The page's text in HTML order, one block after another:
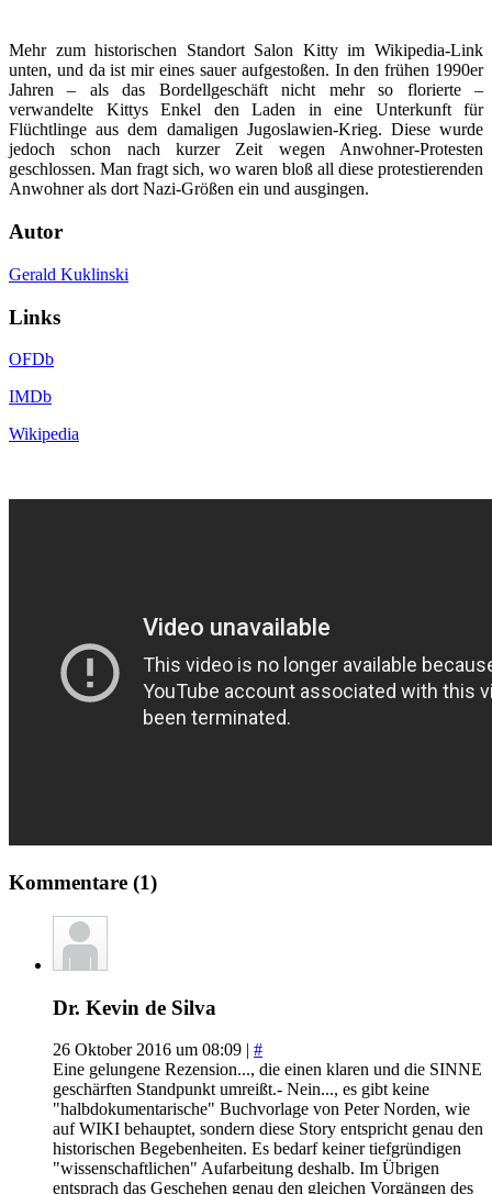
Mehr zum historischen Standort Salon Kitty im Wikipedia-Link
unten, und da ist mir eines sauer aufgestoßen. In den frühen 1990er
Jahren – als das Bordellgeschäft nicht mehr so florierte –
verwandelte Kittys Enkel den Laden in eine Unterkunft für
Flüchtlinge aus dem damaligen Jugoslawien-Krieg. Diese wurde
jedoch schon nach kurzer Zeit wegen Anwohner-Protesten
geschlossen. Man fragt sich, wo waren bloß all diese protestierenden
Anwohner als dort Nazi-Größen ein und ausgingen.
Autor
Gerald Kuklinski
Links
OFDb
IMDb
Wikipedia
Kommentare (1)
Dr. Kevin de Silva
26 Oktober 2016 um 08:09 | #
Eine gelungene Rezension..., die einen klaren und die SINNE
geschärften Standpunkt umreißt.- Nein..., es gibt keine
"halbdokumentarische" Buchvorlage von Peter Norden, wie
auf WIKI behauptet, sondern diese Story entspricht genau den
historischen Begebenheiten. Es bedarf keiner tiefgründigen
"wissenschaftlichen" Aufarbeitung deshalb. Im Übrigen
entsprach das Geschehen genau den gleichen Vorgängen des